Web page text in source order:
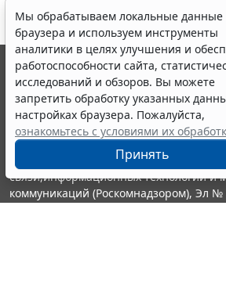
Мы обрабатываем локальные данные
браузера и используем инструменты
аналитики в целях улучшения и
работоспособности сайта,
исследований и обзоров. Вы можете
запретить обработку указанных
настройках браузера. Пожалуйста,
ознакомьтесь с условиями их
Принять
© ООО "НПП "ГАРАНТ-СЕРВИС", 2026.
выпускается с 1990 года. Компания
являются участниками Российской
информации ГАРАНТ.
Портал ГАРАНТ.РУ зарегистрирован в
издания Федеральной службой по
связи,информационных технологий и
коммуникаций (Роскомнадзором), Эл №